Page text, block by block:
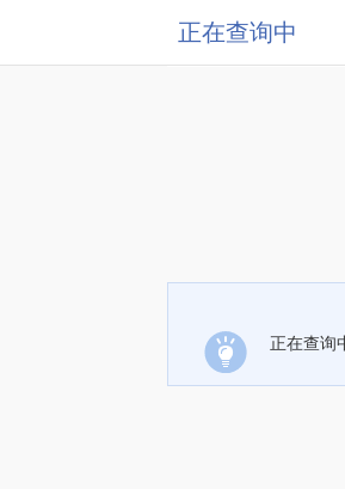
正在查询中
正在查询